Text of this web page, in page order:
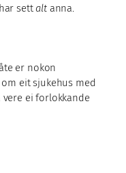
sett altanna.
er nokon
eit sjukehus med
vere ei forlokkande